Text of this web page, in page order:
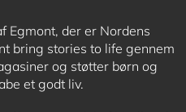
Egmont, der er Nordens
bring stories to life gennem
og støtter børn og
et godt liv.